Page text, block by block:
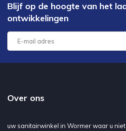
Blijf op de hoogte van het
ontwikkelingen
Over ons
uw sanitairwinkel in Wormer waar u